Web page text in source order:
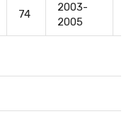
74
2003-
2005